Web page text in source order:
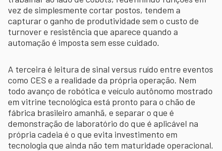
vez de simplesmente cortar postos, tendem a
capturar o ganho de produtividade sem o custo de
turnover e resistência que aparece quando a
automação é imposta sem esse cuidado.
A terceira é leitura de sinal versus ruído entre eventos
como CES e a realidade da própria operação. Nem
todo avanço de robótica e veículo autônomo mostrado
em vitrine tecnológica está pronto para o chão de
fábrica brasileiro amanhã, e separar o que é
demonstração de laboratório do que é aplicável na
própria cadeia é o que evita investimento em
tecnologia que ainda não tem maturidade operacional.